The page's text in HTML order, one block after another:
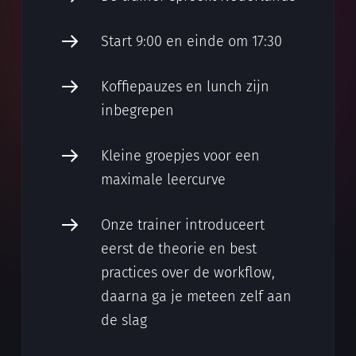
Start 9:00 en einde om 17:30
Koffiepauzes en lunch zijn
inbegrepen
Kleine groepjes voor een
maximale leercurve
Onze trainer introduceert
eerst de theorie en best
practices over de workflow,
daarna ga je meteen zelf aan
de slag